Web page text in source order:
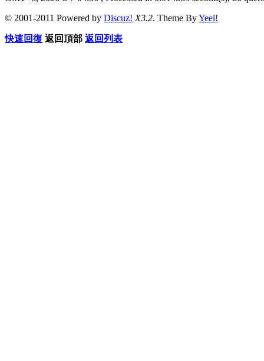
© 2001-2011 Powered by Discuz! X3.2. Theme ByYeei!
快速回復 返回頂部 返回列表